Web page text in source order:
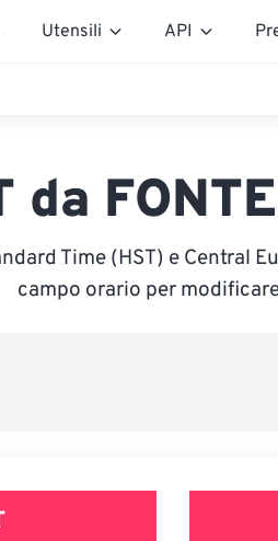
Utensili API
da
Time (HST) e Central
campo orario per